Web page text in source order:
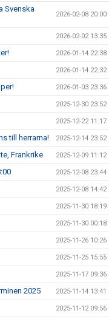
Svenska
2026-02-08 20:00
2026-02-02 13:35
2026-01-14 22:38
2026-01-14 22:32
2026-01-03 23:36
2025-12-30 23:52
2025-12-22 11:17
till herrarna! 2025-12-14 23:52
Frankrike 2025-12-09 11:12
2025-12-08 23:44
2025-12-08 14:42
2025-11-30 18:19
2025-11-30 00:18
2025-11-26 10:26
2025-11-25 15:55
2025-11-17 09:36
2025 2025-11-14 13:41
2025-11-12 09:56